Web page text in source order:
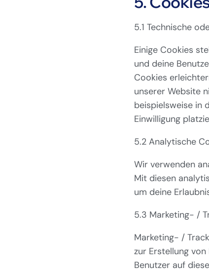
5.1 Technische
Einige Cookies
und deine
Cookies
unserer Website
beispielsweise in
Einwilligung
5.2 Analytische
Wir verwenden
Mit diesen
um deine
5.3 Marketing- /
Marketing- /
zur Erstellung
Benutzer auf